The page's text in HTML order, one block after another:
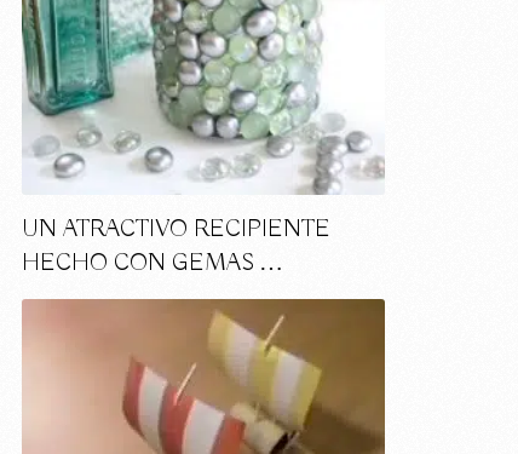
UN ATRACTIVO RECIPIENTE
HECHO CON GEMAS …